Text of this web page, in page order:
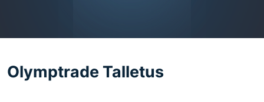
Olymptrade Talletus